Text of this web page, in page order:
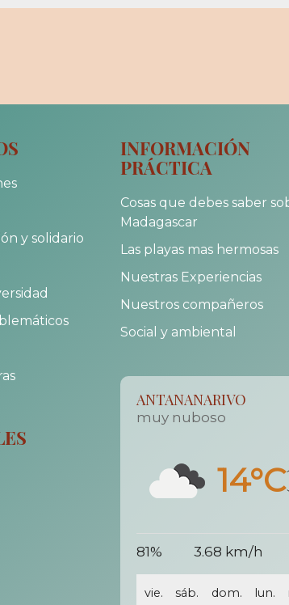
y solidario
INFORMACIÓN
PRÁCTICA
Cosas que debes saber
Madagascar
Las playas mas hermosas
Nuestras Experiencias
Nuestros compañeros
Social y ambiental
ANTANANARIVO
muy nuboso
14°C
81% 3.68 km/h
vie. sáb. dom. lun.